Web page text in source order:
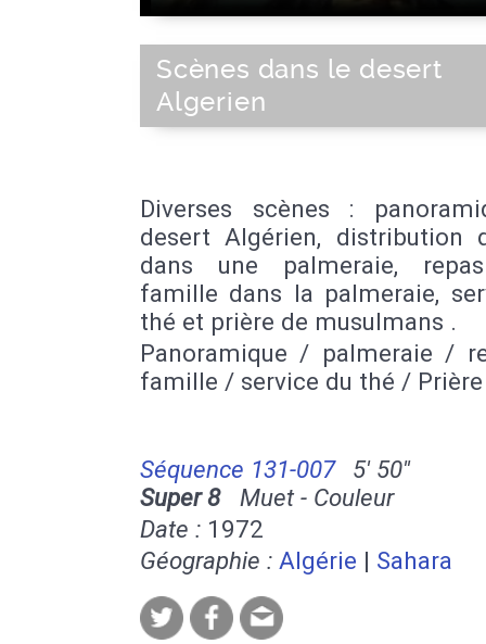
Scènes dans le desert
Algerien
Diverses scènes :
desert Algérien, distribution
dans une palmeraie,
famille dans la palmeraie,
thé et prière de musulmans .
Panoramique / palmeraie /
famille / service du thé /
Séquence 131-007
5' 50''
Super 8Muet - Couleur
Date : 1972
Géographie : Algérie | Sahara